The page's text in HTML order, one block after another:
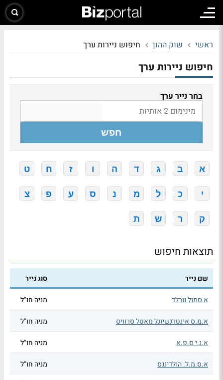
ראשי שוק ההון חיפוש ניירות ערך
חיפוש ניירות ערך
בחר נייר ערך
חפש
א ב ג ד ה ו ז ח ט
י כ ל מ נ ס ע פ צ
ק ר ש ת
תוצאות חיפוש
שם נייר סוג נייר
א סמול וורלד מניה חו"ל
א.מ.ס אינטרנשיונל מאטל סרוויס מניה חו"ל
א.נ.י ס.פ.א מניה חו"ל
א.ס.מ.ל. הולדינגס מניה חו"ל